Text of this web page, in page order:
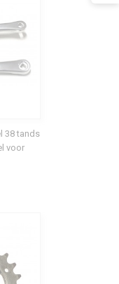
38 tands
voor